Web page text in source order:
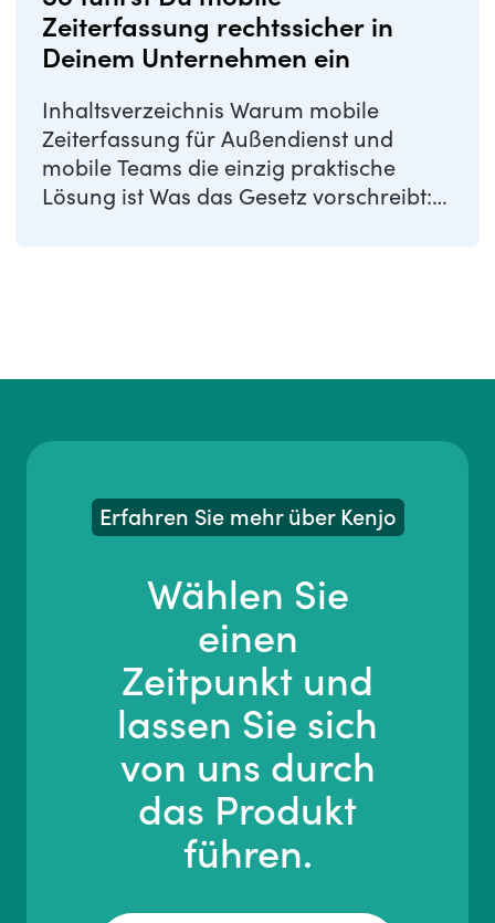
Zeiterfassung rechtssicher in
Deinem Unternehmen ein
Inhaltsverzeichnis Warum mobile
Zeiterfassung für Außendienst und
mobile Teams die einzig praktische
Lösung ist Was das Gesetz vorschreibt:
Erfahren Sie mehr über Kenjo
Wählen Sie
einen
Zeitpunkt und
lassen Sie sich
von uns durch
das Produkt
führen.